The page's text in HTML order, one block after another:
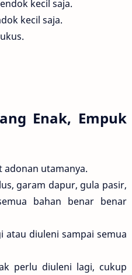
kecil saja.
kecil saja.
Enak, Empuk
utamanya.
garam dapur, gula pasir,
bahan benar benar
atau diuleni sampai semua
perlu diuleni lagi, cukup